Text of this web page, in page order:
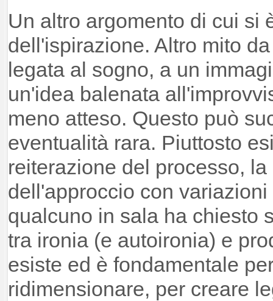
Un altro argomento di cui si
dell'ispirazione. Altro mito
legata al sogno, a un
un'idea balenata
meno atteso. Questo può
eventualità rara. Piuttosto
reiterazione del processo,
dell'approccio con
qualcuno in sala ha chiesto
tra ironia (e autoironia) e
esiste ed è fondamentale
ridimensionare, per creare